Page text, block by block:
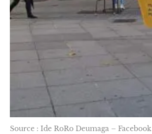
Source : Ide RoRo Deumaga – Facebook